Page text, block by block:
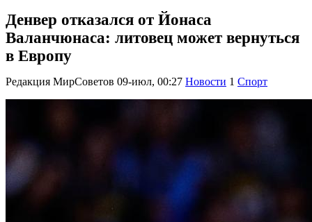
Денвер отказался от Йонаса
Валанчюнаса: литовец может вернуться
в Европу
Редакция МирСоветов 09-июл, 00:27 Новости 1 Спорт